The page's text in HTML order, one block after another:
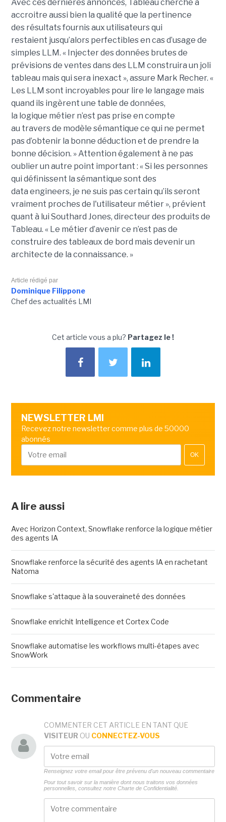
Avec ces dernières annonces, Tableau cherche à
accroitre aussi bien la qualité que la pertinence
desrésultats fournis aux utilisateurs qui
restaient jusqu’alors perfectiblesen cas d’usage de
simples LLM. « Injecterdes données brutes de
prévisions de ventes dans des LLM construira un joli
tableau mais qui sera inexact », assure Mark Recher. «
Les LLM sont incroyables pour lire le langage mais
quand ils ingèrent une table de données,
la logique métier n’est pas prise en compte
au travers de modèle sémantique ce qui ne permet
pas d’obtenir la bonne déduction et de prendre la
bonne décision. »Attention également à ne pas
oublier un autre point important : « Si les personnes
qui définissent la sémantique sont des
data engineers, je ne suis pas certain qu’ils seront
vraiment proches de l'utilisateur métier », prévient
quant à lui Southard Jones, directeur des produits de
Tableau. « Le métier d’avenir ce n’est pas de
construire des tableaux de bord mais devenir un
architecte de la connaissance. »
Article rédigé par
Dominique Filippone
Chef des actualités LMI
Cet article vous a plu? Partagez le !
NEWSLETTER LMI
Recevez notre newsletter comme plus de 50000
abonnés
OK
A lire aussi
Avec Horizon Context, Snowflake renforce la logique métier
des agents IA
Snowflake renforce la sécurité des agents IA en rachetant
Natoma
Snowflake s'attaque à la souveraineté des données
Snowflake enrichit Intelligence et Cortex Code
Snowflake automatise les workflows multi-étapes avec
SnowWork
Commentaire
COMMENTER CET ARTICLE EN TANT QUE
VISITEUR OU CONNECTEZ-VOUS
Renseignez votre email pour être prévenu d'un nouveau commentaire
Pour tout savoir sur la manière dont nous traitons vos données
personnelles, consultez notre Charte de Confidentialité.